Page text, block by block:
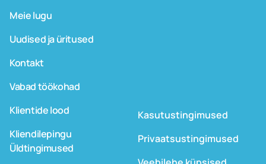
Meie lugu
Uudised ja üritused
Kontakt
Vabad töökohad
Klientide lood
Kliendilepingu
Üldtingimused
Kasutustingimused
Privaatsustingimused